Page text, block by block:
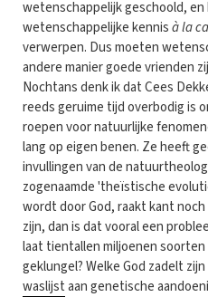
wetenschappelijk geschoold,
wetenschappelijke kennisà la
verwerpen. Dus moeten
andere manier goede vrienden
Nochtans denk ik dat Cees
reeds geruime tijd overbodig is
roepen voor natuurlijke
lang op eigen benen. Ze heeft
invullingen van de
zogenaamde 'theïstische
wordt door God, raakt kant
zijn, dan is dat vooral een
laat tientallen miljoenen
geklungel? Welke God zadelt
waslijstaan genetische